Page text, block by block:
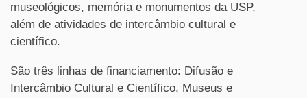
museológicos, memória e monumentos da USP,
além de atividades de intercâmbio cultural e
científico.
São três linhas de financiamento: Difusão e
Intercâmbio Cultural e Científico, Museus e